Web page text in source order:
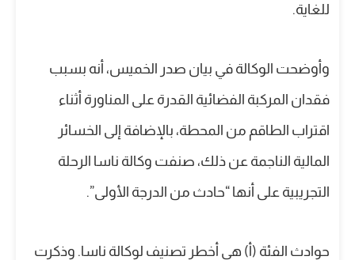
للغاية.
وأوضحت الوكالة في بيان صدر الخميس، أنه بسبب
فقدان المركبة الفضائية القدرة على المناورة أثناء
اقتراب الطاقم من المحطة، بالإضافة إلى الخسائر
المالية الناجمة عن ذلك، صنفت وكالة ناسا الرحلة
التجريبية على أنها “حادث من الدرجة الأولى”.
حوادث الفئة (أ) هي أخطر تصنيف لوكالة ناسا. وذكرت